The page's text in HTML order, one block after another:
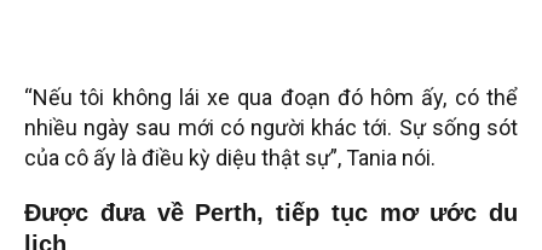
“Nếu tôi không lái xe qua đoạn đó hôm ấy, có thể
nhiều ngày sau mới có người khác tới. Sự sống sót
của cô ấy là điều kỳ diệu thật sự”, Tania nói.
Được đưa về Perth, tiếp tục mơ ước du
lịch